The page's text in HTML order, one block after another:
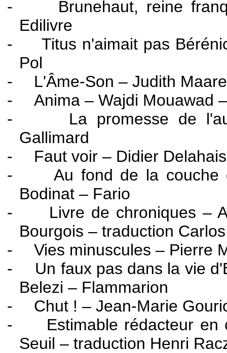
-
Brunehaut, reine
Edilivre
-
Titus n'aimait pas
Pol
-
L'Âme-Son – Judith
-
Anima – Wajdi Mouawad
-
La promesse de
Gallimard
-
Faut voir – Didier
-
Au fond de la couche
Bodinat – Fario
-
Livre de chroniques –
Bourgois – traduction
-
Vies minuscules – Pierre
-
Un faux pas dans la vie
Belezi – Flammarion
-
Chut ! – Jean-Marie
-
Estimable rédacteur
Seuil – traduction Henri